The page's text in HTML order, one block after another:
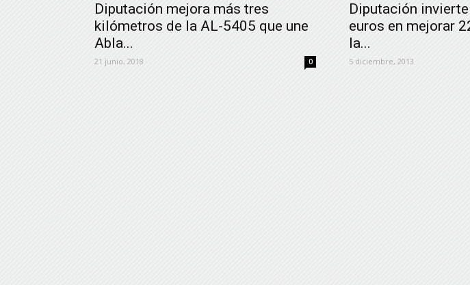
Diputación mejora más tres
kilómetros de la AL-5405 que une
Abla...
21 junio, 2018 0
Diputación
euros en mejorar
la...
5 diciembre, 2013